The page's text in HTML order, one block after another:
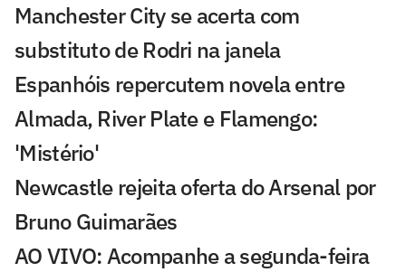
Manchester City se acerta com
substituto de Rodri na janela
Espanhóis repercutem novela entre
Almada, River Plate e Flamengo:
'Mistério'
Newcastle rejeita oferta do Arsenal por
Bruno Guimarães
AO VIVO: Acompanhe a segunda-feira